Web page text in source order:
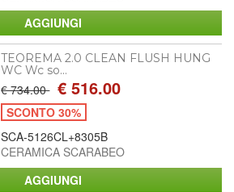
TEOREMA 2.0 CLEAN FLUSH HUNG
WC Wc so...
€ 734.00 € 516.00
SCONTO 30%
SCA-5126CL+8305B
CERAMICA SCARABEO